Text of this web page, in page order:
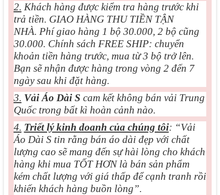
2. Khách hàng được kiểm tra hàng trước khi
trả tiền. GIAO HÀNG THU TIỀN TẬN
NHÀ. Phí giao hàng 1 bộ 30.000, 2 bộ cũng
30.000. Chính sách FREE SHIP: chuyển
khoản tiền hàng trước, mua từ 3 bộ trở lên.
Bạn sẽ nhận được hàng trong vòng 2 đến 7
ngày sau khi đặt hàng.
3. Vải Áo Dài S cam kết không bán vải Trung
Quốc trong bất kì hoàn cảnh nào.
4. Triết lý kinh doanh của chúng tôi: “Vải
Áo Dài S tin rằng bán áo dài đẹp với chất
lượng cao sẽ mang đến sự hài lòng cho khách
hàng khi mua TỐT HƠN là bán sản phẩm
kém chất lượng với giá thấp để cạnh tranh rồi
khiến khách hàng buồn lòng”.